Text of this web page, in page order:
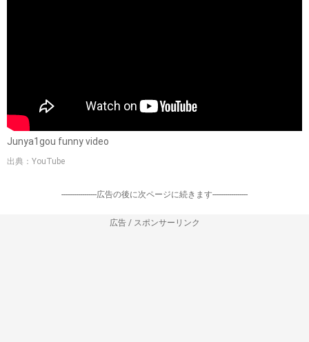
Junya1gou funny video
出典：YouTube
-----------------広告の後に次ページに続きます-----------------
広告 / スポンサーリンク